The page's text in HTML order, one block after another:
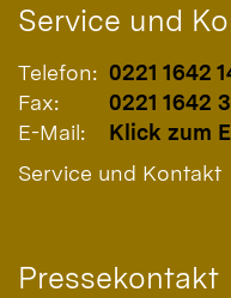
Service und
Telefon: 0221 1642
Fax:
0221 1642
E-Mail:
Klick zum
Service und Kontakt
Pressekontakt